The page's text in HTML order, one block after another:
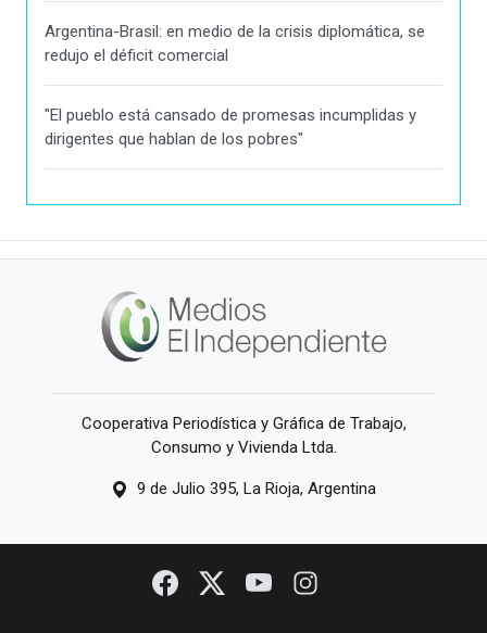
Argentina-Brasil: en medio de la crisis diplomática, se
redujo el déficit comercial
"El pueblo está cansado de promesas incumplidas y
dirigentes que hablan de los pobres"
Cooperativa Periodística y Gráfica de Trabajo,
Consumo y Vivienda Ltda.
9 de Julio 395, La Rioja, Argentina